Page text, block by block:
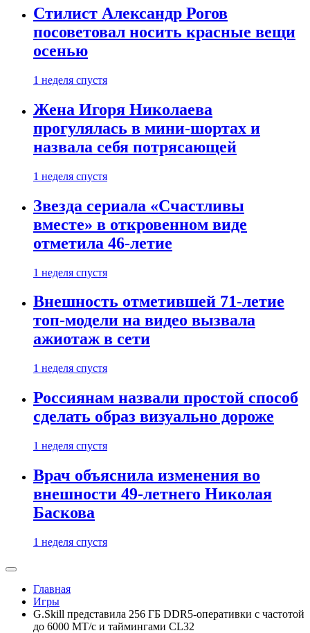
Стилист Александр Рогов
посоветовал носить красные вещи
осенью
1 неделя спустя
Жена Игоря Николаева
прогулялась в мини-шортах и
назвала себя потрясающей
1 неделя спустя
Звезда сериала «Счастливы
вместе» в откровенном виде
отметила 46-летие
1 неделя спустя
Внешность отметившей 71-летие
топ-модели на видео вызвала
ажиотаж в сети
1 неделя спустя
Россиянам назвали простой способ
сделать образ визуально дороже
1 неделя спустя
Врач объяснила изменения во
внешности 49-летнего Николая
Баскова
1 неделя спустя
Главная
Игры
G.Skill представила 256 ГБ DDR5-оперативки с частотой
до 6000 МТ/с и таймингами CL32